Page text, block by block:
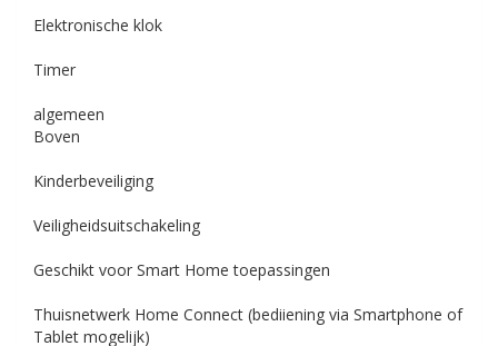
Elektronische klok
Timer
algemeen
Boven
Kinderbeveiliging
Veiligheidsuitschakeling
Geschikt voor Smart Home toepassingen
Thuisnetwerk Home Connect (bediiening via Smartphone of
Tablet mogelijk)